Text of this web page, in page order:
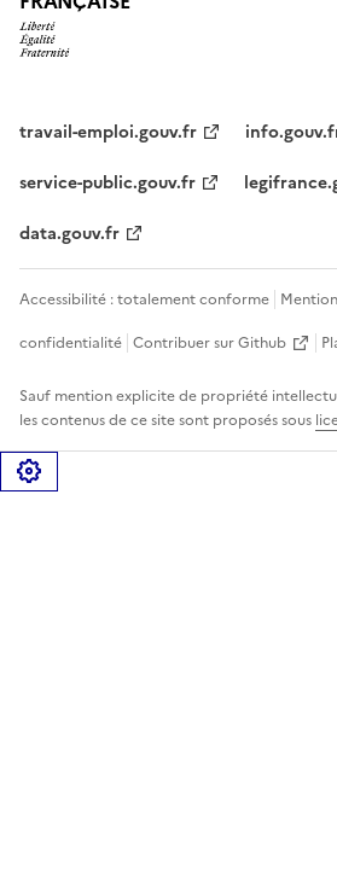
travail-emploi.gouv.fr
service-public.gouv.fr
data.gouv.fr
Accessibilité : totalement conforme
confidentialité Contribuer sur Github
Sauf mention explicite de propriété
les contenus de ce site sont proposés sous
Gérer les cookies